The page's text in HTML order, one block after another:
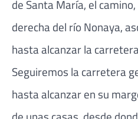
de Santa María, el
derecha del río Nonaya,
hasta alcanzar la
Seguiremos la carretera
hasta alcanzar en su